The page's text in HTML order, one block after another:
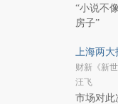
“小说不
房子”
上海两大
财新《新
汪飞
市场对此